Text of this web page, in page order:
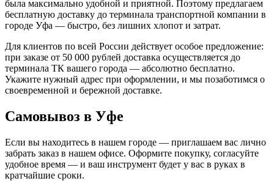
была максимально удобной и приятной. Поэтому предлагаем
бесплатную доставку до терминала транспортной компании в
городе Уфа — быстро, без лишних хлопот и затрат.
Для клиентов по всей России действует особое предложение:
при заказе от 50 000 рублей доставка осуществляется до
терминала ТК вашего города — абсолютно бесплатно.
Укажите нужный адрес при оформлении, и мы позаботимся о
своевременной и бережной доставке.
Самовывоз в Уфе
Если вы находитесь в нашем городе — приглашаем вас лично
забрать заказ в нашем офисе. Оформите покупку, согласуйте
удобное время — и ваш инструмент будет у вас в руках в
кратчайшие сроки.